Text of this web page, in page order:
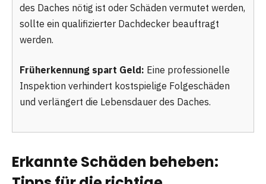
des Daches nötig ist oder Schäden vermutet werden,
sollte ein qualifizierter Dachdecker beauftragt
werden.
Früherkennung spart Geld: Eine professionelle
Inspektion verhindert kostspielige Folgeschäden
und verlängert die Lebensdauer des Daches.
Erkannte Schäden beheben: